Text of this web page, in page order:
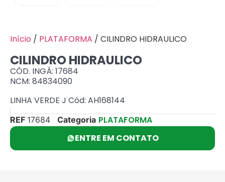
Início / PLATAFORMA / CILINDRO HIDRAULICO
CILINDRO HIDRAULICO
CÓD. INGÁ: 17684
NCM: 84834090
LINHA VERDE J Cód: AH168144
REF 17684 Categoria PLATAFORMA
ENTRE EM CONTATO